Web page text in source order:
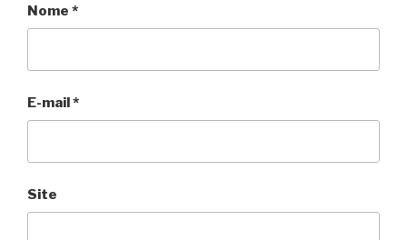
Nome *
E-mail*
Site